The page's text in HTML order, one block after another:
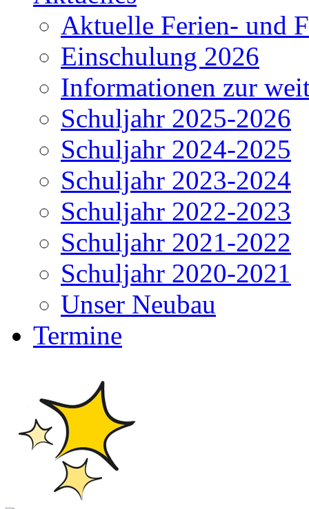
Aktuelle Ferien- und
Einschulung 2026
Informationen zur
Schuljahr 2025-2026
Schuljahr 2024-2025
Schuljahr 2023-2024
Schuljahr 2022-2023
Schuljahr 2021-2022
Schuljahr 2020-2021
Unser Neubau
Termine